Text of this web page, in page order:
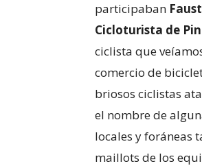
participaban
Cicloturista de
ciclista que
comercio de
briosos ciclistas
el nombre de
locales y foráneas
maillots de los